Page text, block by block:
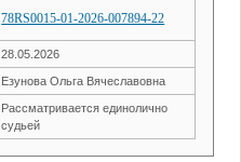
78RS0015-01-2026-007894-22
28.05.2026
Езунова Ольга Вячеславовна
Рассматривается единолично
судьей